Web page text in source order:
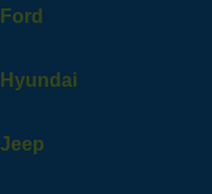
Ford
Hyundai
Jeep